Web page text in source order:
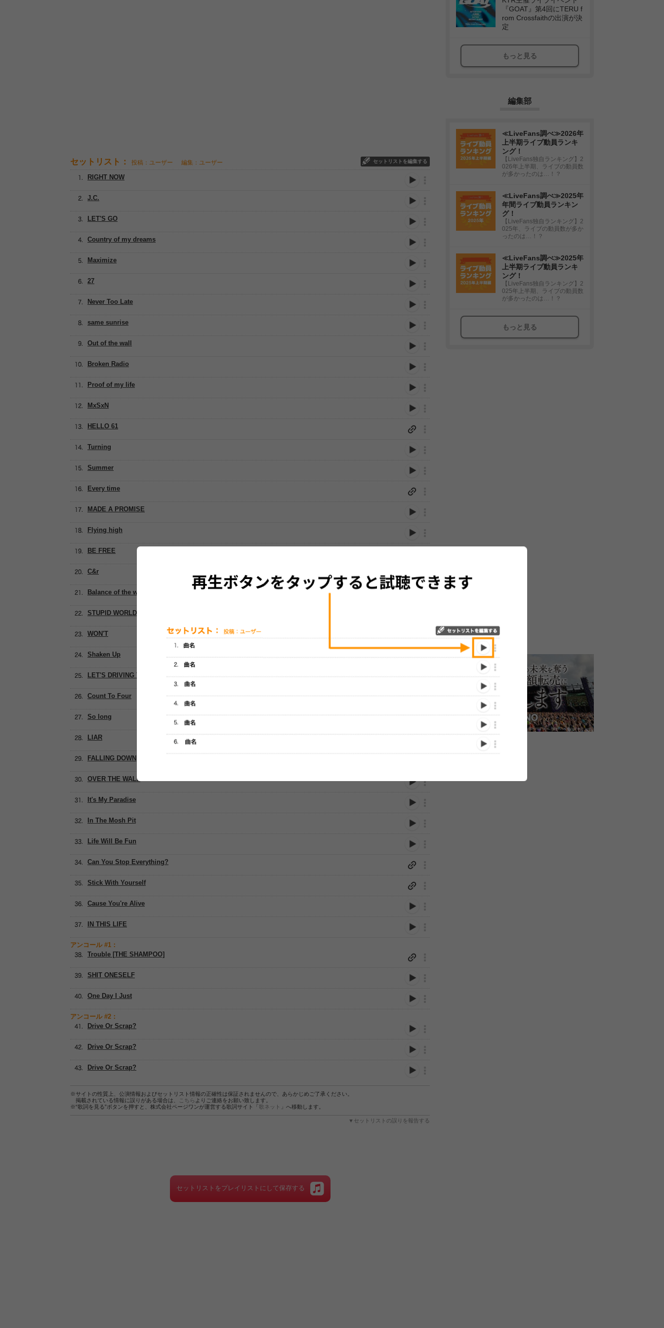
セットリスト： 投稿：ユーザー 編集：ユーザー セットリストを編集する
27
J.C.
Never Too Late
Maximize
Country of my dreams
RIGHT NOW
LET'S GO
same sunrise
Out of the wall
Broken Radio
Proof of my life
MxSxN
HELLO 61
Turning
Summer
Every time
MADE A PROMISE
Flying high
BE FREE
C&r
Balance of the world
STUPID WORLD
WON'T
Shaken Up
LET'S DRIVING THE SEA SIDE
Count To Four
So long
LIAR
FALLING DOWN
OVER THE WALL
It's My Paradise
In The Mosh Pit
Life Will Be Fun
Can You Stop Everything?
Stick With Yourself
Cause You're Alive
IN THIS LIFE
アンコール #1：
Trouble [THE SHAMPOO]
SHIT ONESELF
One Day I Just
アンコール #2：
Drive Or Scrap?
Drive Or Scrap?
Drive Or Scrap?
※サイトの性質上、公演情報およびセットリスト情報の正確性は保証されませんので、あらかじめご了承ください。
掲載されている情報に誤りがある場合は、
こちら よりご連絡をお願い致します。
※“歌詞を見る”ボタンを押すと、株式会社ページワンが運営する歌詞サイト「歌ネット 」へ移動します。
▼セットリストの誤りを報告する
セットリストをプレイリストにして保存する
『GOAT』第4回にTERU f
rom Crossfaithの出演が決
定
もっと見る
編集部
≪LiveFans調べ≫2026年
上半期ライブ動員ランキ
ング！
【LiveFans独自ランキング】2
026年上半期、ライブの動員数
が多かったのは…！？
≪LiveFans調べ≫2025年
年間ライブ動員ランキン
グ！
【LiveFans独自ランキング】2
025年、ライブの動員数が多か
ったのは…！？
≪LiveFans調べ≫2025年
上半期ライブ動員ランキ
ング！
【LiveFans独自ランキング】2
025年上半期、ライブの動員数
が多かったのは…！？
もっと見る